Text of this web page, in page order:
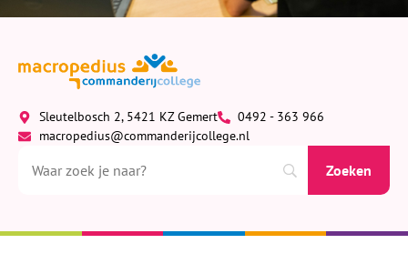
Sleutelbosch 2, 5421 KZ Gemert
0492 - 363 966
macropedius@commanderijcollege.nl